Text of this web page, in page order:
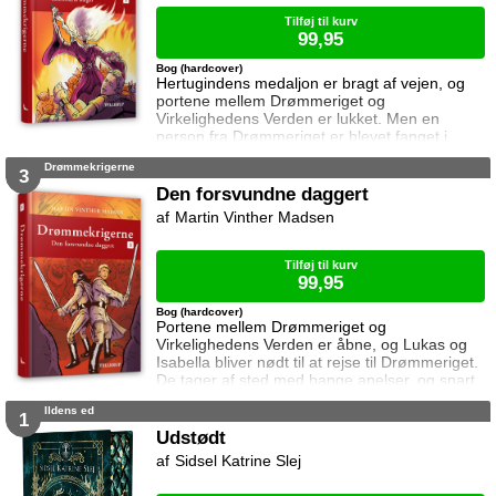
Han stirrede forbløffet på s
Hertugindens medaljon er bragt af vejen, og
portene mellem Drømmeriget og
Virkelighedens Verden er lukket. Men en
person fra Drømmeriget er blevet fanget i
Virkelighedens Verden og kan ikke komme
og Isabellas evner som drømmekrigere bliver
sat på en hård prøve, og endnu en gang er
det et spørgsmål om liv eller død. Hvem er
Bog (hardcover)
Tilføj til kurv
99,95
3 Drømmekrigerne
Den forsvundne daggert
Portene mellem Drømmeriget og
Virkelighedens Verden er åbne, og Lukas og
Isabella bliver nødt til at rejse til Drømmeriget.
De tager af sted med bange anelser, og snart
opdager de at noget er helt galt. Både
truet ...
Bog (hardcover)
Martin Vinther Madsen
Tilføj til kurv
99,95
1 Ildens ed
Udstødt
Sidsel Katrine Slej